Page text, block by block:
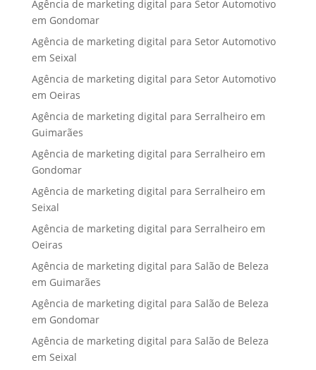
Agência de marketing digital para Setor Automotivo
em Gondomar
Agência de marketing digital para Setor Automotivo
em Seixal
Agência de marketing digital para Setor Automotivo
em Oeiras
Agência de marketing digital para Serralheiro em
Guimarães
Agência de marketing digital para Serralheiro em
Gondomar
Agência de marketing digital para Serralheiro em
Seixal
Agência de marketing digital para Serralheiro em
Oeiras
Agência de marketing digital para Salão de Beleza
em Guimarães
Agência de marketing digital para Salão de Beleza
em Gondomar
Agência de marketing digital para Salão de Beleza
em Seixal